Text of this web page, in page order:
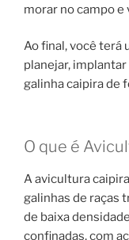
morar no campo
Ao final, você terá
planejar,
galinha caipira de
O que é
A avicultura
galinhas de raças
de baixa
confinadas, com